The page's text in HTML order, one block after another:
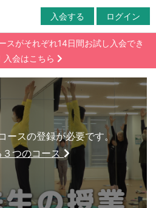
入会する ログイン
スがそれぞれ14日間お試し入会でき
入会はこちら
ースの登録が必要です。
つのコース